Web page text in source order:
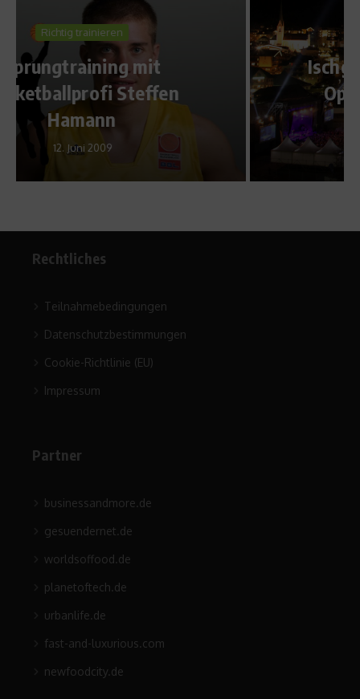
Ischgl startet mit Festival
Opening Woche in die
Rechtliches
Teilnahmebedingungen
Datenschutzbestimmungen
Cookie-Richtlinie (EU)
Impressum
Partner
businessandmore.de
gesuendernet.de
worldsoffood.de
planetoftech.de
urbanlife.de
fast-and-luxurious.com
newfoodcity.de